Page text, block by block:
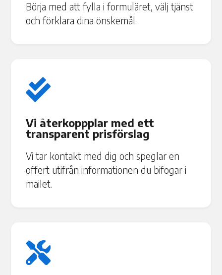
Börja med att fylla i formuläret, välj tjänst
och förklara dina önskemål.

Vi återkoppplar med ett
transparent prisförslag
Vi tar kontakt med dig och speglar en
offert utifrån informationen du bifogar i
mailet.
